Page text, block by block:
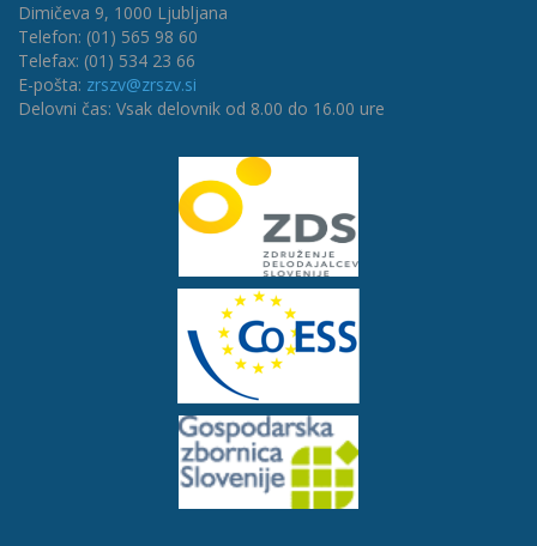
Dimičeva 9, 1000 Ljubljana
Telefon: (01) 565 98 60
Telefax: (01) 534 23 66
E-pošta: zrszv@zrszv.si
Delovni čas: Vsak delovnik od 8.00 do 16.00 ure